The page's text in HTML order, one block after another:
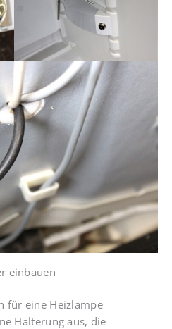
einbauen
für eine Heizlampe
Halterung aus, die